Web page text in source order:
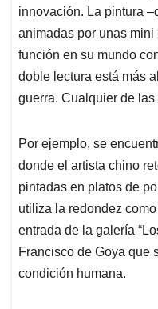
innovación. La pintura
animadas por unas
función en su mundo
doble lectura está más
guerra. Cualquier de
Por ejemplo, se
donde el artista chino
pintadas en platos de
utiliza la redondez
entrada de la galería
Francisco de Goya que
condición humana.